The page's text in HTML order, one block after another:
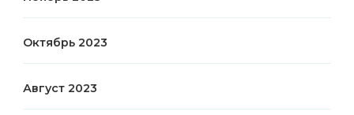
Октябрь 2023
Август 2023